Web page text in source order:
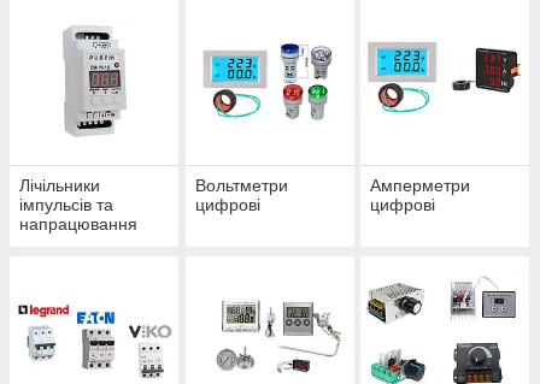
Лічільники
імпульсів та
напрацювання
Вольтметри
цифрові
Амперметри
цифрові